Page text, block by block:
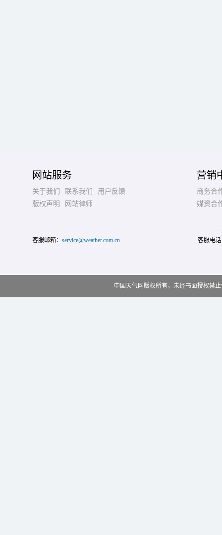
网站服务
关于我们 联系我们
用户反馈
版权声明
网站律师
营销
商务合
媒资合
客服邮箱： service@weather.com.cn 客服电
中国天气网版权所有，未经书面授权